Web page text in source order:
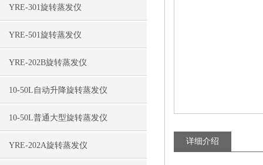
YRE-301旋转蒸发仪
YRE-501旋转蒸发仪
YRE-202B旋转蒸发仪
10-50L自动升降旋转蒸发仪
10-50L普通大型旋转蒸发仪
YRE-202A旋转蒸发仪 详细介绍